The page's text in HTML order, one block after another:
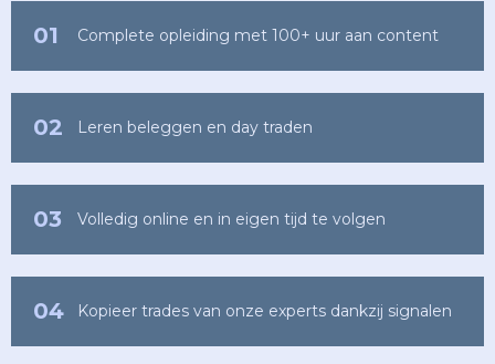
01 Complete opleiding met 100+ uur aan content
02 Leren beleggen en day traden
03 Volledig online en in eigen tijd te volgen
04 Kopieer trades van onze experts dankzij signalen